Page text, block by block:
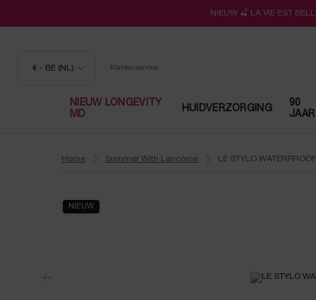
NIEUW 🍒 LA VIE EST
€ - BE (NL) Klantenservice
NIEUW LONGEVITY
MD
HUIDVERZORGING
90
JAAR
Home Summer With Lancôme LE STYLO WATERPROOF
NIEUW